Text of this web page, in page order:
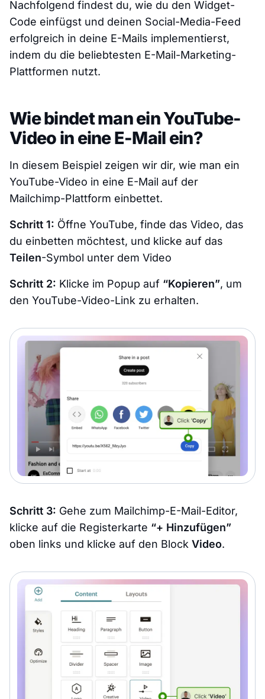
Nachfolgend findest du, wie du den Widget-
Code einfügst und deinen Social-Media-Feed
erfolgreich in deine E-Mails implementierst,
indem du die beliebtesten E-Mail-Marketing-
Plattformen nutzt.
Wie bindet man ein YouTube-
Video in eine E-Mail ein?
In diesem Beispiel zeigen wir dir, wie man ein
YouTube-Video in eine E-Mail auf der
Mailchimp-Plattform einbettet.
Schritt 1: Öffne YouTube, finde das Video, das
du einbetten möchtest, und klicke auf das
Teilen-Symbol unter dem Video
Schritt 2: Klicke im Popup auf “Kopieren”, um
den YouTube-Video-Link zu erhalten.
Schritt 3: Gehe zum Mailchimp-E-Mail-Editor,
klicke auf die Registerkarte “+ Hinzufügen”
oben links und klicke auf den Block Video.